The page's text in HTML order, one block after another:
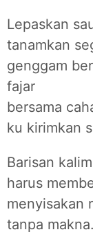
Lepaskan
tanamkan
genggam
fajar
bersama
ku kirimkan
Barisan
harus
menyisakan
tanpa makna.